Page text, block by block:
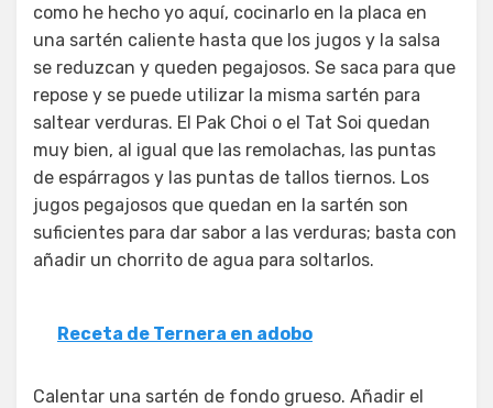
como he hecho yo aquí, cocinarlo en la placa en
una sartén caliente hasta que los jugos y la salsa
se reduzcan y queden pegajosos. Se saca para que
repose y se puede utilizar la misma sartén para
saltear verduras. El Pak Choi o el Tat Soi quedan
muy bien, al igual que las remolachas, las puntas
de espárragos y las puntas de tallos tiernos. Los
jugos pegajosos que quedan en la sartén son
suficientes para dar sabor a las verduras; basta con
añadir un chorrito de agua para soltarlos.
Receta de Ternera en adobo
Calentar una sartén de fondo grueso. Añadir el